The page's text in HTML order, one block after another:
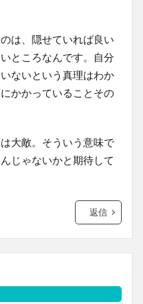
は、隠せていれば良い
ところなんです。自分
ないという真理はわか
かかっていることその
大敵。そういう意味で
じゃないかと期待して
返信